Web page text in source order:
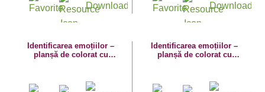
Identificarea emoțiilor –
planșă de colorat cu
Identificarea emoțiilor –
planșă de colorat cu